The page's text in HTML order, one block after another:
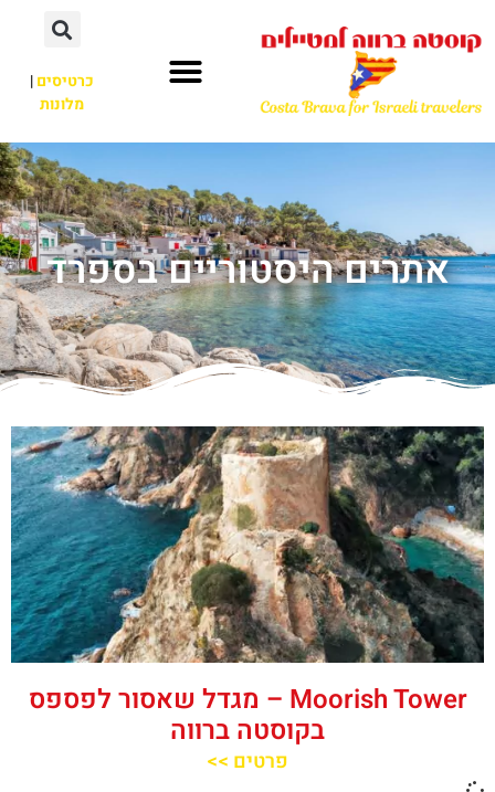
כרטיסים|
מלונות
אתרים היסטוריים בספרד
‪‪Moorish Tower‬‬ – מגדל שאסור לפספס
בקוסטה ברווה
פרטים >>